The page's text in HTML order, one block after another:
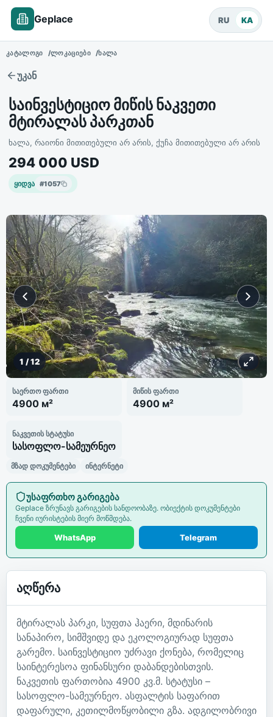
Geplace RU KA
ᲙᲐᲢᲐᲚᲝᲒᲘ ᲚᲝᲙᲐᲪᲘᲔᲑᲘ ᲮᲐᲚᲐ
უკან
საინვესტიციო მიწის ნაკვეთი
მტირალას პარკთან
ხალა, რაიონი მითითებული არ არის, ქუჩა მითითებული არ არის
294 000 USD
ყიდვა #1057
1 /12
საერთო ფართი
4900 м²
მიწის ფართი
4900 м²
ნაკვეთის სტატუსი
სასოფლო-სამეურნეო
მზად დოკუმენტები ინტერნეტი
უსაფრთხო გარიგება
Geplace ზრუნავს გარიგების სანდოობაზე. ობიექტის დოკუმენტები
ჩვენი იურისტების მიერ მოწმდება.
WhatsApp Telegram
აღწერა
მტირალას პარკი, სუფთა ჰაერი, მდინარის
სანაპირო, სიმშვიდე და ეკოლოგიურად სუფთა
გარემო. საინვესტიციო უძრავი ქონება, რომელიც
საინტერესოა ფინანსური დაბანდებისთვის.
ნაკვეთის ფართობია 4900 კვ.მ. სტატუსი –
სასოფლო-სამეურნეო. ასფალტის საფარით
დაფარული, კეთილმოწყობილი გზა. ადგილობრივი